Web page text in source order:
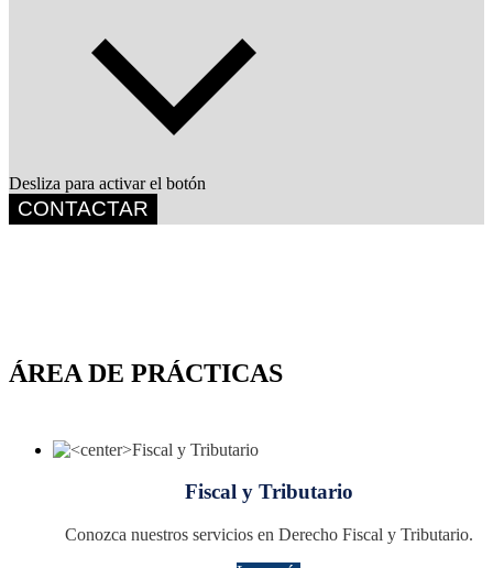
Desliza para activar el botón
CONTACTAR
ÁREA DE PRÁCTICAS
Fiscal y Tributario
Conozca nuestros servicios en Derecho Fiscal y Tributario.